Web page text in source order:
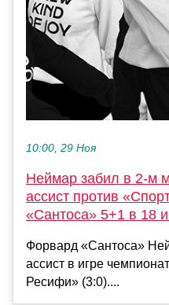
10:00, 29 Ноя
Неймар забил в 2-м
ассист против
«Сантоса» 5+1 в 18
Форвард «Сантоса»
ассист в игре
Ресифи» (3:0)....